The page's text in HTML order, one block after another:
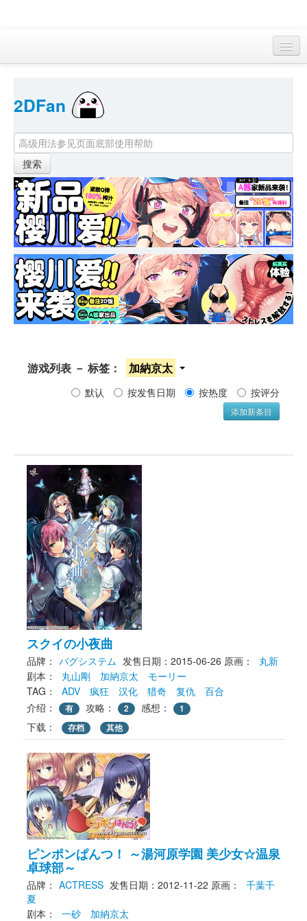
首页
找游戏
下资源
目录
本月新作
站内动态
小组
KF Online
2DFan
游戏列表 － 标签： 加納京太
默认 按发售日期 按热度 按评分
添加新条目
スクイの小夜曲
品牌： バグシステム 发售日期：2015-06-26 原画：
丸新
剧本：
丸山剛 加納京太
モーリー
TAG：
ADV 疯狂 汉化 猎奇 复仇
百合
介绍：
有 攻略： 2 感想： 1
下载： 存档 其他
ピンポンぱんつ！ ～湯河原学園 美少女☆温泉
卓球部～
品牌： ACTRESS 发售日期：2012-11-22 原画：
千葉千
夏
剧本：
一砂
加納京太